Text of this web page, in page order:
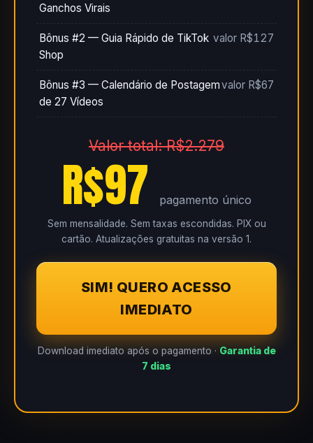
Ganchos Virais
Bônus #2 — Guia Rápido de TikTok
Shop
valor R$127
Bônus #3 — Calendário de Postagem
de 27 Vídeos
valor R$67
Valor total: R$2.279
R$97 pagamento único
Sem mensalidade. Sem taxas escondidas. PIX ou
cartão. Atualizações gratuitas na versão 1.
SIM! QUERO ACESSO
IMEDIATO
Download imediato após o pagamento · Garantia de
7 dias